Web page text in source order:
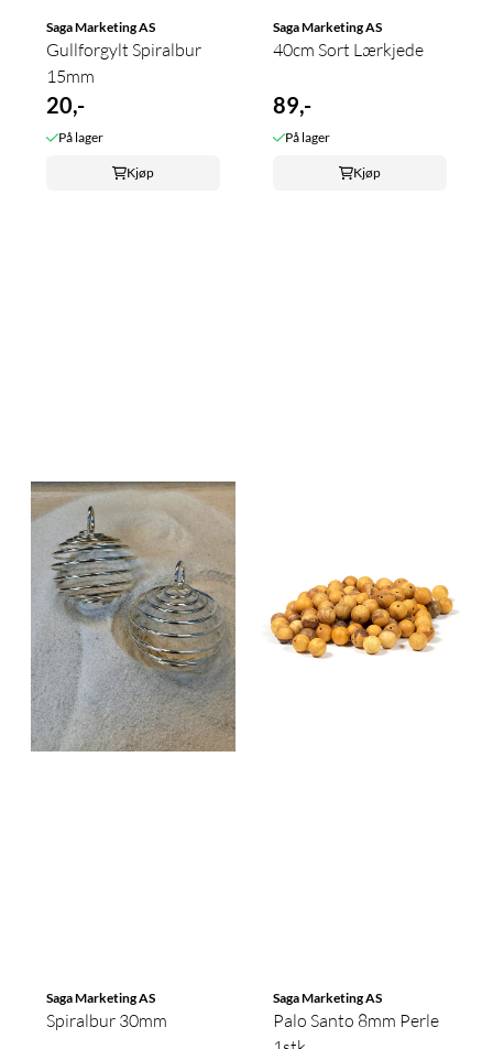
Saga Marketing AS
Gullforgylt Spiralbur
15mm
20,-
På lager
Kjøp
Saga Marketing AS
40cm Sort Lærkjede
89,-
På lager
Kjøp
Saga Marketing AS
Spiralbur 30mm
Saga Marketing AS
Palo Santo 8mm Perle